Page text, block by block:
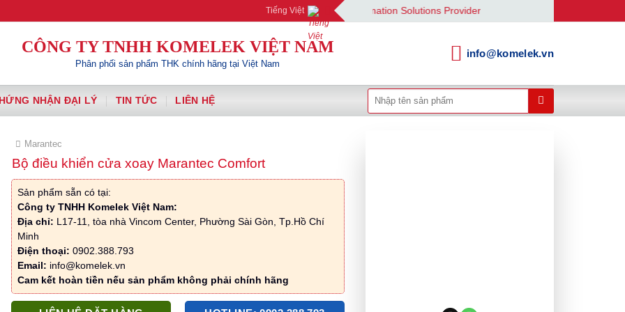
Tiếng Việt
Komelek | Your Automation Solutions Provider
CÔNG TY TNHH KOMELEK VIỆT NAM
Phân phối sản phẩm THK chính hãng tại Việt Nam
info@komelek.vn
NHẬN ĐẠI LÝ TIN TỨC LIÊN HỆ
Tìm
kiếm:
Marantec
Bộ điều khiển cửa xoay Marantec Comfort
Sản phẩm sẵn có tại:
Công ty TNHH Komelek Việt Nam:
Địa chỉ: L17-11, tòa nhà Vincom Center, Phường Sài Gòn, Tp.Hồ Chí
Minh
Điện thoại: 0902.388.793
Email: info@komelek.vn
Cam kết hoàn tiền nếu sản phẩm không phải chính hãng